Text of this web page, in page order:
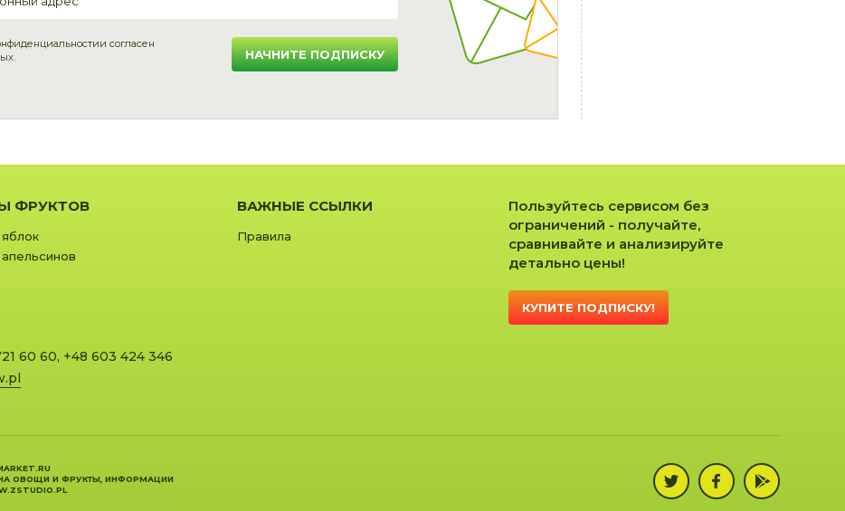
и согласен
НАЧНИТЕ ПОДПИСКУ
ФРУКТОВ ВАЖНЫЕ ССЫЛКИ
Правила
60 60, +48 603 424 346
Пользуйтесь сервисом без
ограничений - получайте,
сравнивайте и анализируйте
детально цены!
КУПИТЕ ПОДПИСКУ!
ОВОЩИ И ФРУКТЫ, ИНФОРМАЦИИ